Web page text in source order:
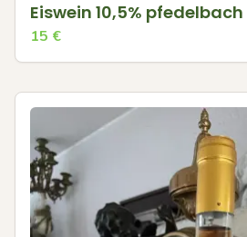
Eiswein 10,5% pfedelbach
15 €